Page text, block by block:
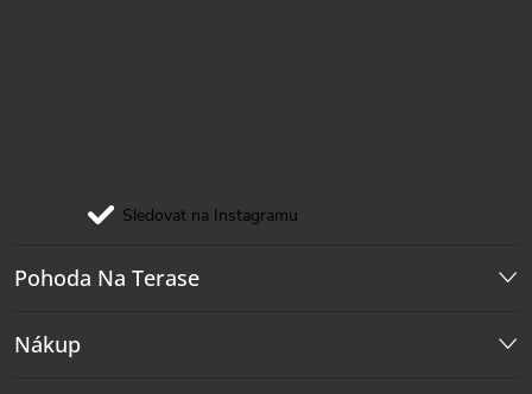
Sledovat na Instagramu
Pohoda Na Terase
Nákup